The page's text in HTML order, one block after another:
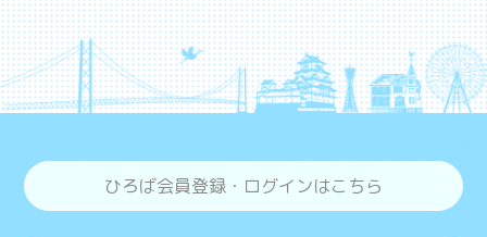
ひろば会員登録・ログインはこちら